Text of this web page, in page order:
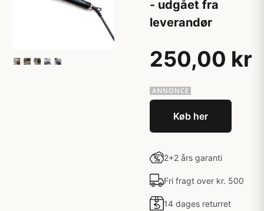
- udgået fra
leverandør
250,00 kr
Køb her
2+2 års garanti
Fri fragt over kr. 500
14 dages returret